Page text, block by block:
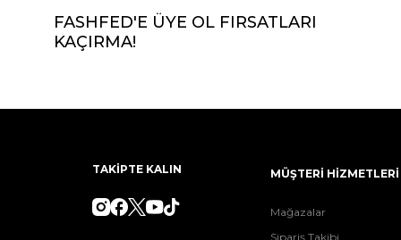
FASHFED'E ÜYE OL FIRSATLARI
KAÇIRMA!
TAKİPTE KALIN MÜŞTERİ HİZMETLERİ
Mağazalar
Sipariş Takibi